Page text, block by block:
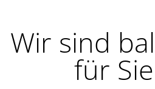
Wir sind
für